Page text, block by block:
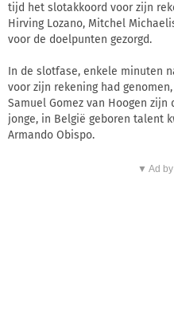
tijd het slotakkoord voor zijn
Hirving Lozano, Mitchel
voor de doelpunten gezorgd.
In de slotfase, enkele minuten
voor zijn rekening had
Samuel Gomez van Hoogen
jonge, in België geboren talent
Armando Obispo.
▼ Ad